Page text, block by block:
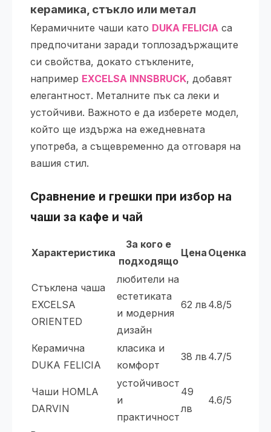
керамика, стъкло или метал
Керамичните чаши като DUKA FELICIA са
предпочитани заради топлозадържащите
си свойства, докато стъклените,
например EXCELSA INNSBRUCK, добавят
елегантност. Металните пък са леки и
устойчиви. Важното е да изберете модел,
който ще издържа на ежедневната
употреба, а същевременно да отговаря на
вашия стил.
Сравнение и грешки при избор на
чаши за кафе и чай
Характеристика
За кого е
подходящо
Цена Оценка
Стъклена чаша
EXCELSA
ORIENTED
любители на
естетиката
и модерния
дизайн
62 лв 4.8/5
Керамична
DUKA FELICIA
класика и
комфорт
38 лв 4.7/5
Чаши HOMLA
DARVIN
устойчивост
и
практичност
49
лв
4.6/5